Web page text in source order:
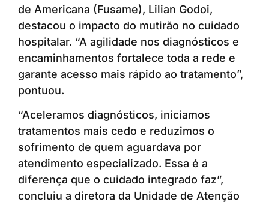
de Americana (Fusame), Lilian Godoi,
destacou o impacto do mutirão no cuidado
hospitalar. “A agilidade nos diagnósticos e
encaminhamentos fortalece toda a rede e
garante acesso mais rápido ao tratamento”,
pontuou.
“Aceleramos diagnósticos, iniciamos
tratamentos mais cedo e reduzimos o
sofrimento de quem aguardava por
atendimento especializado. Essa é a
diferença que o cuidado integrado faz”,
concluiu a diretora da Unidade de Atenção